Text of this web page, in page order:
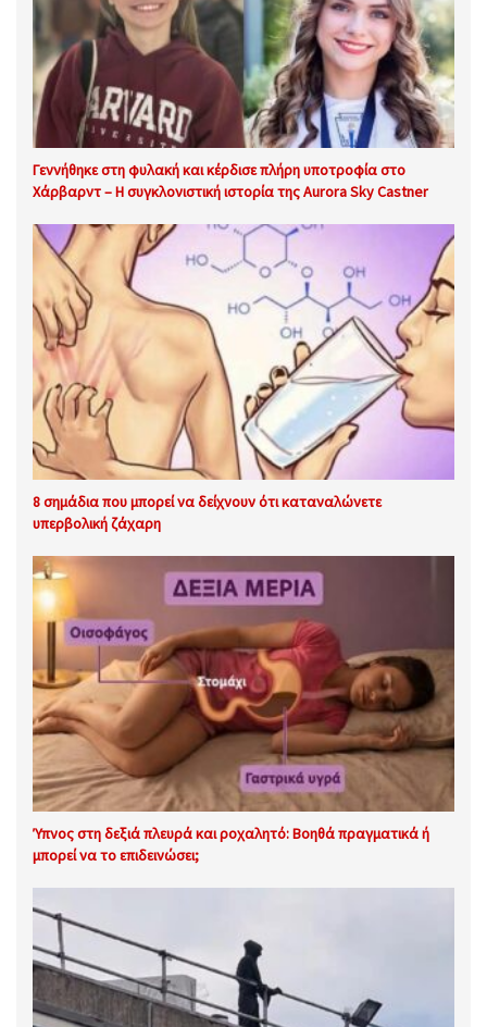
Γεννήθηκε στη φυλακή και κέρδισε πλήρη υποτροφία στο
Χάρβαρντ – Η συγκλονιστική ιστορία της Aurora Sky Castner
8 σημάδια που μπορεί να δείχνουν ότι καταναλώνετε
υπερβολική ζάχαρη
Ύπνος στη δεξιά πλευρά και ροχαλητό: Βοηθά πραγματικά ή
μπορεί να το επιδεινώσει;